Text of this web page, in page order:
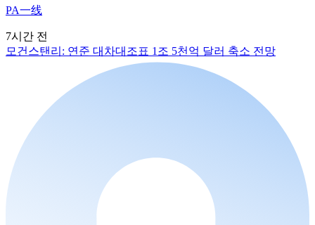
PA一线
7시간 전
모건스탠리: 연준 대차대조표 1조 5천억 달러 축소 전망